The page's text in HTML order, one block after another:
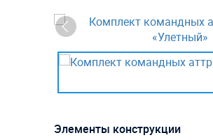
Элементы конструкции